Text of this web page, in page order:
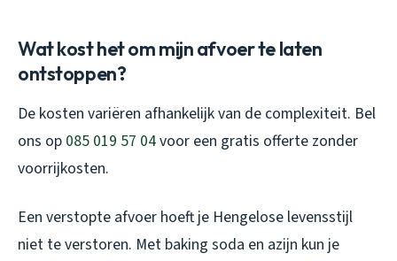
Wat kost het om mijn afvoer te laten
ontstoppen?
De kosten variëren afhankelijk van de complexiteit. Bel
ons op 085 019 57 04voor een gratis offerte zonder
voorrijkosten.
Een verstopte afvoer hoeft je Hengelose levensstijl
niet te verstoren. Met baking soda en azijn kun je